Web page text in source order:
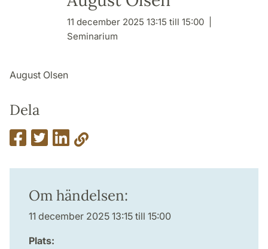
11 december 2025 13:15 till 15:00
Seminarium
August Olsen
Dela
Om händelsen:
11 december 2025 13:15 till 15:00
Plats: